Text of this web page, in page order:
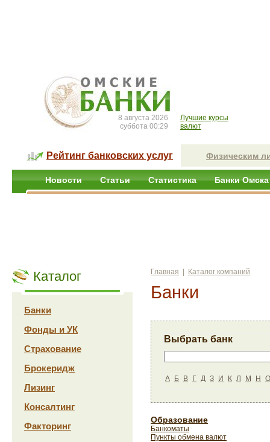
8 августа 2026
суббота 00:29
Лучшие курсы
валют
Рейтинг банковских услуг Физическим
Новости Статьи Статистика Банки Омска
Каталог
Банки
Фонды и УК
Страхование
Брокеридж
Лизинг
Консалтинг
Факторинг
Главная Каталог компаний
Банки
Выбрать банк
А Б В Г Д З И К Л М Н О
Образование
Банкоматы
Пункты обмена валют